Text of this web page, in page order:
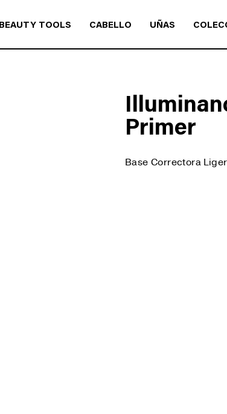
BEAUTY TOOLS CABELLO UÑAS
Primer
Base Correctora